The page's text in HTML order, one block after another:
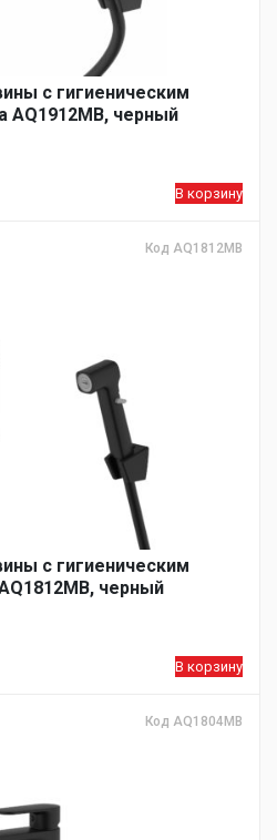
с гигиеническим
черный
В корзину
Код AQ1812MB
с гигиеническим
черный
В корзину
Код AQ1804MB